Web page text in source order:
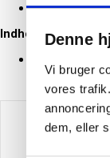
Denne
Vi bruger
vores
dem, eller
Original
Indhold: